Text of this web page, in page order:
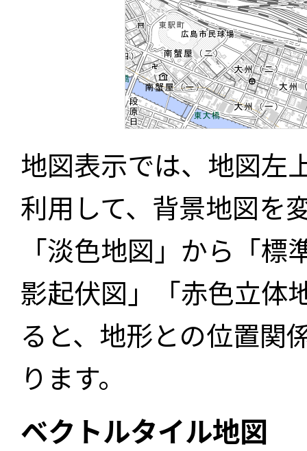
地図表示では、地図左
利用して、背景地図を
「淡色地図」から「
影起伏図」「赤色立体
ると、地形との位置関
ります。
ベクトルタイル地図